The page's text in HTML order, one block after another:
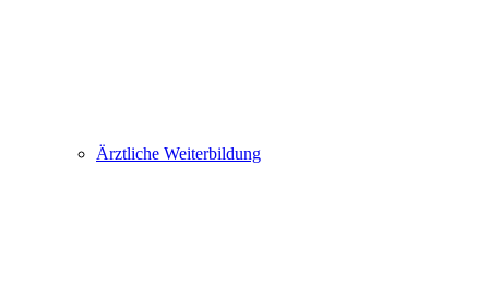
Ärztliche Weiterbildung